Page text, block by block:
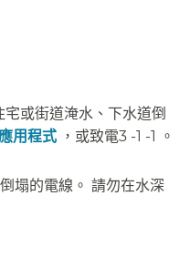
或街道淹水、下水道倒
用程式 ，或致電3 -1 -1 。​​
塌的電線。 請勿在水深